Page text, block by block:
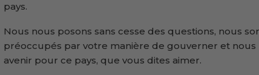
pays.
Nous nous posons sans cesse des questions, nous
préoccupés par votre manière de gouverner et
avenir pour ce pays, que vous dites aimer.